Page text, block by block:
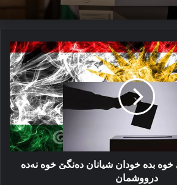
خوە بدە خودان شیانان دەنگێ خوە نەدە
درووشمان